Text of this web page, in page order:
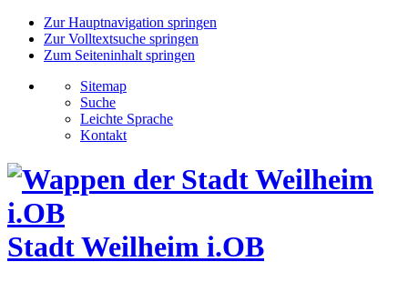
Zur Hauptnavigation springen
Zur Volltextsuche springen
Zum Seiteninhalt springen
Sitemap
Suche
Leichte Sprache
Kontakt
Stadt Weilheim i.OB